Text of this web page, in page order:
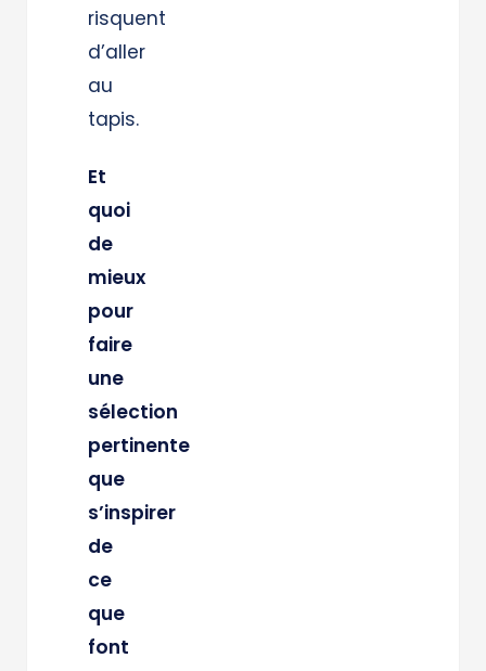
risquent
d’aller
au
tapis.
Et
quoi
de
mieux
pour
faire
une
sélection
pertinente
que
s’inspirer
de
ce
que
font